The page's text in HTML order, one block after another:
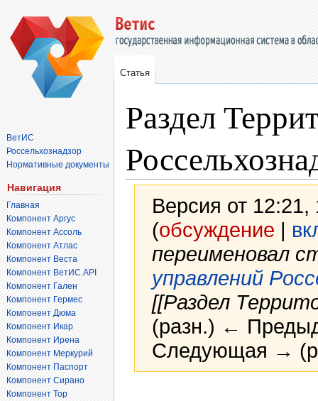
Раздел
Версия от 12:21,
(обсуждение |
переименовал
управлений
[[Раздел
(разн.) ←
Следующая →
Статья
ВетИС
Россельхознадзор
Нормативные документы
Навигация
Главная
Компонент Аргус
Компонент Ассоль
Компонент Атлас
Компонент Веста
Компонент ВетИС.API
Компонент Гален
Компонент Гермес
Компонент Дюма
Компонент Икар
Компонент Ирена
Компонент Меркурий
Компонент Паспорт
Компонент Сирано
Компонент Тор